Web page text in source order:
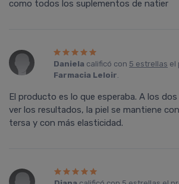
como todos los suplementos de natier
Daniela calificó con 5 estrellas el
Farmacia Leloir.
El producto es lo que esperaba. A los
ver los resultados, la piel se mantiene
tersa y con más elasticidad.